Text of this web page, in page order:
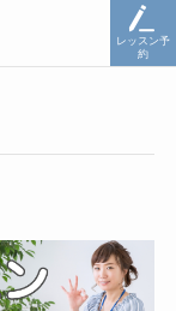
レッスン予
約